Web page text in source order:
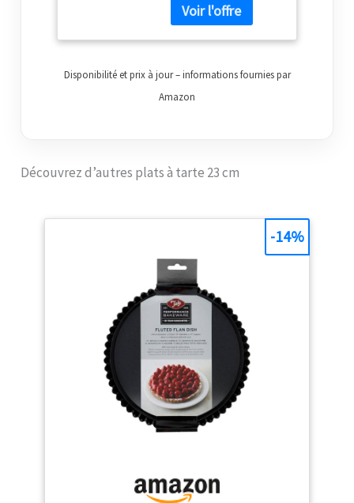
empilable pour un
rangement pratique La
lèvre bouclée
en place et garantit
que vos tartes restent
plats encouragent la
congélation uniformes
tarte avec facilité
Nettoyage facile et
jetable. Jetez les
moules jetables en
aluminium après
utilisation et oubliez le
nettoyage fastidieux
Parfait pour les
collectes de fonds, les
événements scolaires,
les fêtes
pour les tartes, les
Disponibilité et prix à jour – informations fournies par
Amazon
Découvrez d’autres plats à tarte 23 cm
-14%